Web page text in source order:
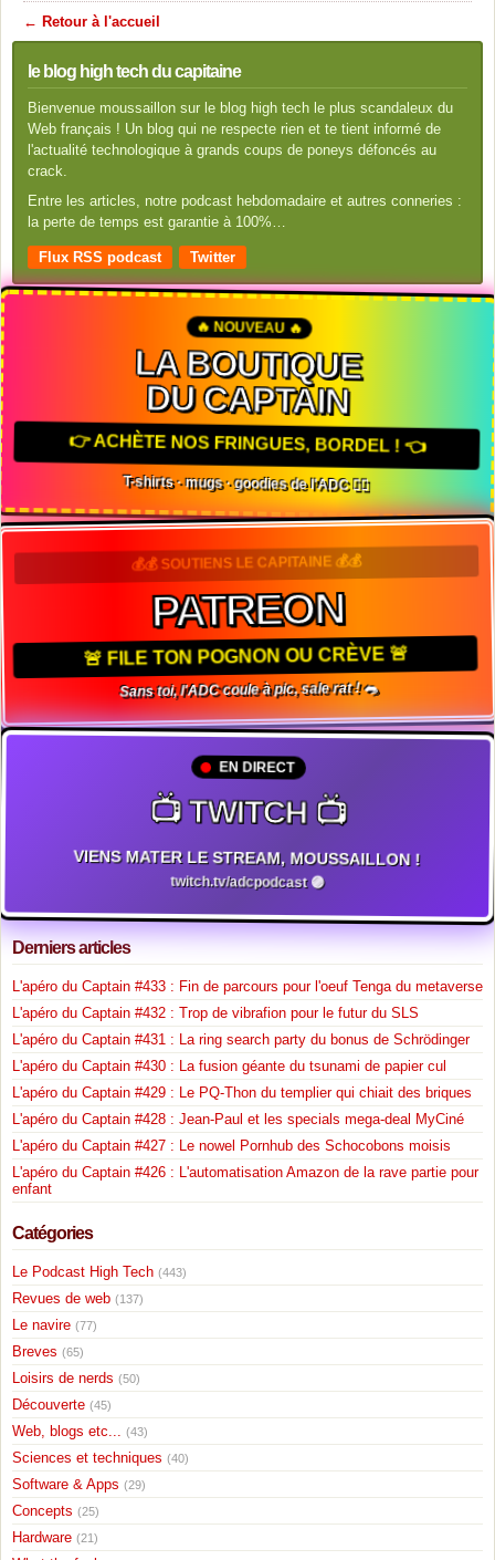
← Retour à l'accueil
le blog high tech du capitaine
Bienvenue moussaillon sur le blog high tech le plus scandaleux du
Web français ! Un blog qui ne respecte rien et te tient informé de
l'actualité technologique à grands coups de poneys défoncés au
crack.
Entre les articles, notre podcast hebdomadaire et autres conneries :
la perte de temps est garantie à 100%…
Flux RSS podcast Twitter
🔥 NOUVEAU 🔥
LA BOUTIQUE
DU CAPTAIN
👉 ACHÈTE NOS FRINGUES, BORDEL ! 👈
T-shirts · mugs · goodies de l'ADC 🏴‍☠️
💰💰 SOUTIENS LE CAPITAINE 💰💰
PATREON
🚨 FILE TON POGNON OU CRÈVE 🚨
Sans toi, l'ADC coule à pic, sale rat ! 🐀
EN DIRECT
📺 TWITCH 📺
VIENS MATER LE STREAM, MOUSSAILLON !
twitch.tv/adcpodcast 🟣
Derniers articles
L'apéro du Captain #433 : Fin de parcours pour l'oeuf Tenga du metaverse
L'apéro du Captain #432 : Trop de vibrafion pour le futur du SLS
L'apéro du Captain #431 : La ring search party du bonus de Schrödinger
L'apéro du Captain #430 : La fusion géante du tsunami de papier cul
L'apéro du Captain #429 : Le PQ-Thon du templier qui chiait des briques
L'apéro du Captain #428 : Jean-Paul et les specials mega-deal MyCiné
L'apéro du Captain #427 : Le nowel Pornhub des Schocobons moisis
L'apéro du Captain #426 : L'automatisation Amazon de la rave partie pour
enfant
Catégories
Le Podcast High Tech (443)
Revues de web (137)
Le navire (77)
Breves (65)
Loisirs de nerds (50)
Découverte (45)
Web, blogs etc... (43)
Sciences et techniques (40)
Software & Apps (29)
Concepts (25)
Hardware (21)